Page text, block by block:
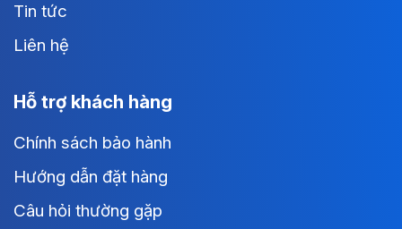
Tin tức
Liên hệ
Hỗ trợ khách hàng
Chính sách bảo hành
Hướng dẫn đặt hàng
Câu hỏi thường gặp